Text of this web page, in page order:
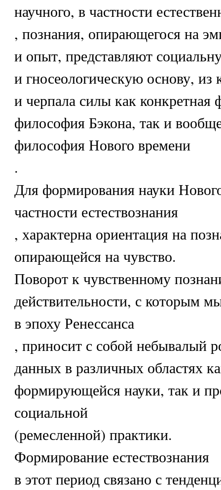
научного, в частности
, познания, опирающегося на
и опыт, представляют
и гносеологическую основу, из
и черпала силы как конкретная
философия Бэкона, так и
философия Нового времени
.
Для формирования науки
частности естествознания
, характерна ориентация на
опирающейся на чувство.
Поворот к чувственному
действительности, с которым
в эпоху Ренессанса
, приносит с собой небывалый
данных в различных областях
формирующейся науки, так и
социальной
(ремесленной) практики.
Формирование естествознания
в этот период связано с